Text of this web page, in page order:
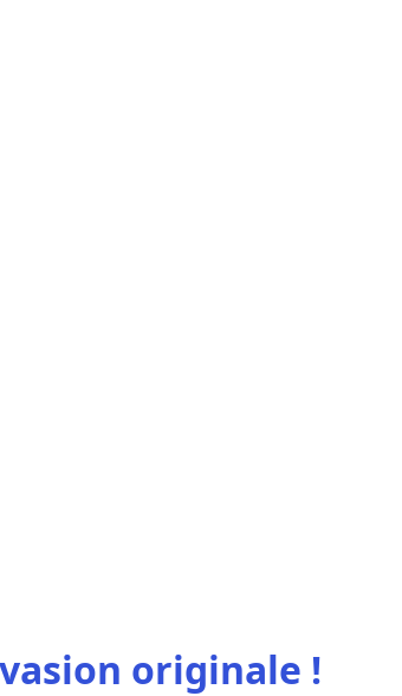
originale !